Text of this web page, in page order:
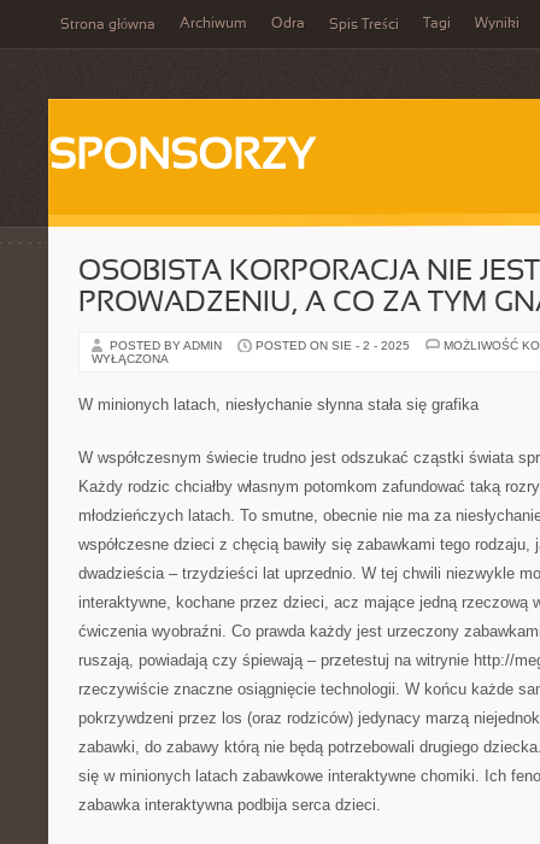
Strona główna Archiwum Odra Spis Treści Tagi Wyniki
SPONSORZY
OSOBISTA KORPORACJA NIE
PROWADZENIU, A CO ZA TYM
POSTED BY ADMIN POSTED ON SIE - 2 - 2025
MOŻLIWOŚĆ
WYŁĄCZONA
W minionych latach, niesłychanie słynna stała się grafika
W współczesnym świecie trudno jest odszukać cząstki świata
Każdy rodzic chciałby własnym potomkom zafundować taką
młodzieńczych latach. To smutne, obecnie nie ma za
współczesne dzieci z chęcią bawiły się zabawkami tego rodzaju,
dwadzieścia – trzydzieści lat uprzednio. W tej chwili niezwykle
interaktywne, kochane przez dzieci, acz mające jedną rzeczową
ćwiczenia wyobraźni. Co prawda każdy jest urzeczony
ruszają, powiadają czy śpiewają – przetestuj na witrynie http://
rzeczywiście znaczne osiągnięcie technologii. W końcu każde
pokrzywdzeni przez los (oraz rodziców) jedynacy marzą
zabawki, do zabawy którą nie będą potrzebowali drugiego
się w minionych latach zabawkowe interaktywne chomiki. Ich
zabawka interaktywna podbija serca dzieci.